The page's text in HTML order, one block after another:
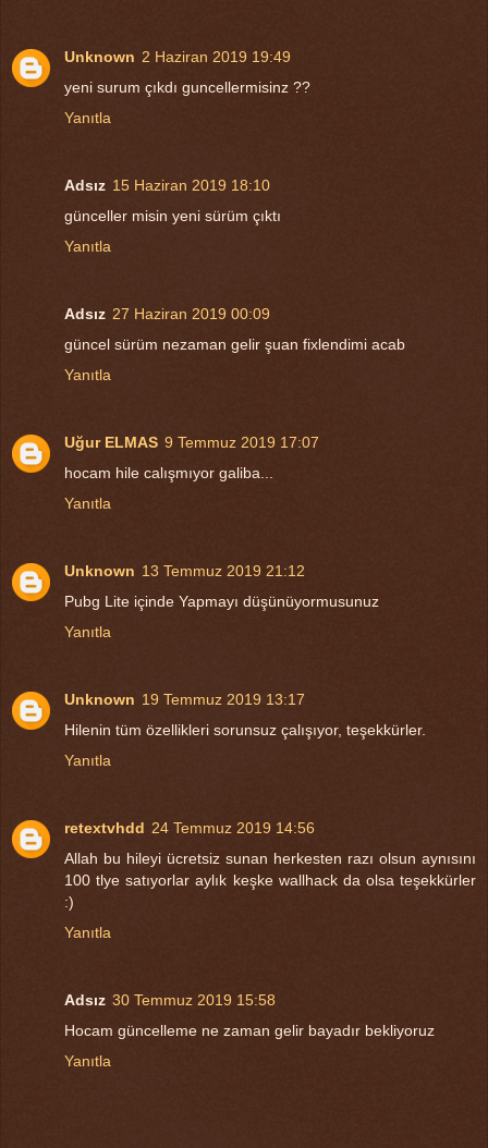
Unknown 2 Haziran 2019 19:49
yeni surum çıkdı guncellermisinz ??
Yanıtla
Adsız 15 Haziran 2019 18:10
günceller misin yeni sürüm çıktı
Yanıtla
Adsız 27 Haziran 2019 00:09
güncel sürüm nezaman gelir şuan fixlendimi acab
Yanıtla
Uğur ELMAS 9 Temmuz 2019 17:07
hocam hile calışmıyor galiba...
Yanıtla
Unknown 13 Temmuz 2019 21:12
Pubg Lite içinde Yapmayı düşünüyormusunuz
Yanıtla
Unknown 19 Temmuz 2019 13:17
Hilenin tüm özellikleri sorunsuz çalışıyor, teşekkürler.
Yanıtla
retextvhdd 24 Temmuz 2019 14:56
Allah bu hileyi ücretsiz sunan herkesten razı olsun aynısını
100 tlye satıyorlar aylık keşke wallhack da olsa teşekkürler
:)
Yanıtla
Adsız 30 Temmuz 2019 15:58
Hocam güncelleme ne zaman gelir bayadır bekliyoruz
Yanıtla